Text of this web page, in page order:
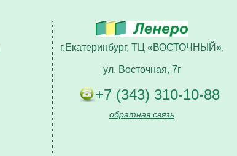
г.Екатеринбург, ТЦ «ВОСТОЧНЫЙ»,
ул. Восточная, 7г
+7 (343) 310-10-88
обратная связь